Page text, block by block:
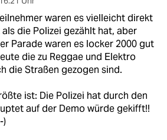
waren es vielleicht direkt
die Polizei gezählt hat, aber
Parade waren es locker 2000 gut
die zu Reggae und Elektro
die Straßen gezogen sind.
ist: Die Polizei hat durch den
auf der Demo würde gekifft!!
)